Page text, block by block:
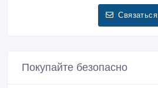
Связаться
Покупайте безопасно